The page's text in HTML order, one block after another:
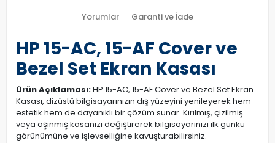
Yorumlar Garanti ve İade
HP 15-AC, 15-AF Cover ve
Bezel Set Ekran Kasası
Ürün Açıklaması:HP 15-AC, 15-AF Cover ve Bezel Set Ekran
Kasası, dizüstü bilgisayarınızın dış yüzeyini yenileyerek hem
estetik hem de dayanıklı bir çözüm sunar. Kırılmış, çizilmiş
veya aşınmış kasanızı değiştirerek bilgisayarınızı ilk günkü
görünümüne ve işlevselliğine kavuşturabilirsiniz.